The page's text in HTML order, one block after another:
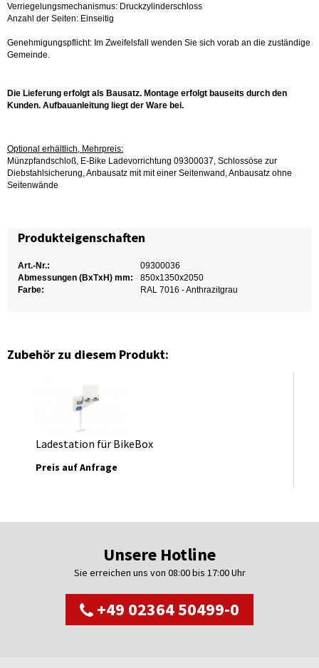
Verriegelungsmechanismus: Druckzylinderschloss
Anzahl der Seiten: Einseitig
Genehmigungspflicht: Im Zweifelsfall wenden Sie sich vorab an die zuständige
Gemeinde.
Die Lieferung erfolgt als Bausatz. Montage erfolgt bauseits durch den
Kunden. Aufbauanleitung liegt der Ware bei.
Optional erhältlich, Mehrpreis:
Münzpfandschloß, E-Bike Ladevorrichtung 09300037, Schlossöse zur
Diebstahlsicherung, Anbausatz mit mit einer Seitenwand, Anbausatz ohne
Seitenwände
Produkteigenschaften
Art.-Nr.:
09300036
Abmessungen (BxTxH) mm:
850x1350x2050
Farbe:
RAL 7016 - Anthrazitgrau
Zubehör zu diesem Produkt:
Ladestation für BikeBox
Preis auf Anfrage
Unsere Hotline
Sie erreichen uns von 08:00 bis 17:00 Uhr
+49 02364 50499-0